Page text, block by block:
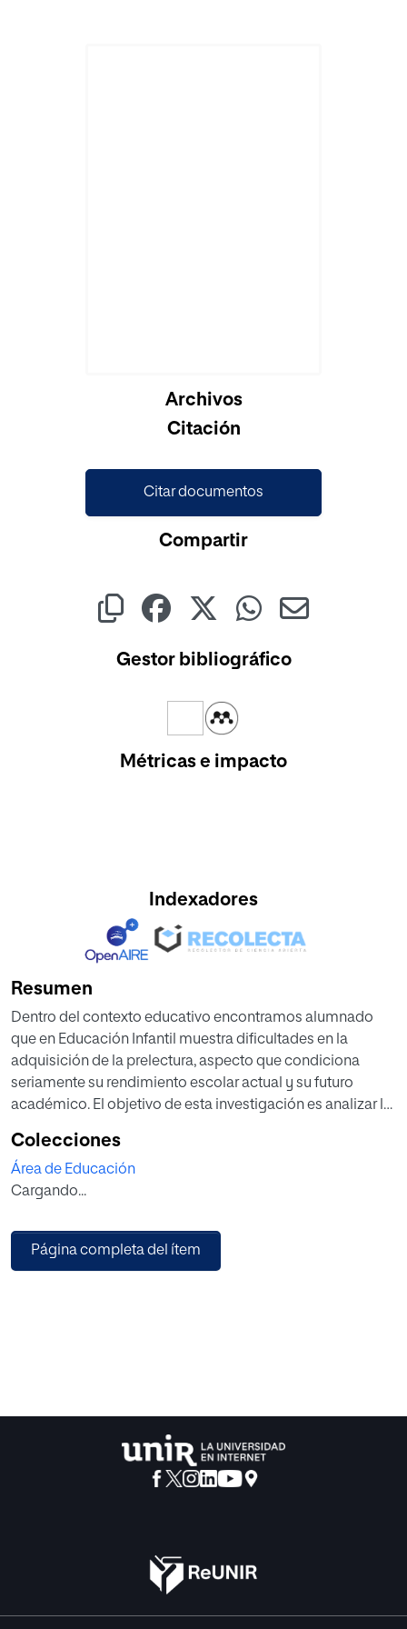
Archivos
Citación
Citar documentos
Compartir
Gestor bibliográfico
Métricas e impacto
Indexadores
Resumen
Dentro del contexto educativo encontramos alumnado
que en Educación Infantil muestra dificultades en la
adquisición de la prelectura, aspecto que condiciona
seriamente su rendimiento escolar actual y su futuro
académico. El objetivo de esta investigación es analizar la
rendimiento prelector. Para ello se evaluó la funcionalidad
visual, auditiva, lateralidad, orientación, psicomotrici-dad
y rendimiento prelector en 40 alumnos/as de 5 años de
primeras variables y el rendimiento prelector. Los
resultaron indican que existen relación significativa entre
Colecciones
Área de Educación
Cargando...
Página completa del ítem